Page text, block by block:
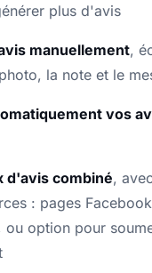
plus d'avis
manuellement,
la note et le
vos
d'avis combiné,
: pages
ou option pour